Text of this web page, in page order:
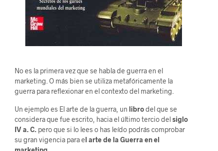
No es la primera vez que se habla de guerra en el
marketing. O más bien se utiliza metafóricamente la
guerra para reflexionar en el contexto del marketing.
Un ejemplo es El arte de la guerra, un librodel que se
considera que fue escrito, hacia el último tercio delsiglo
IV a. C. pero que si lo lees o has leído podrás comprobar
su gran vigencia para el arte de la Guerra en el